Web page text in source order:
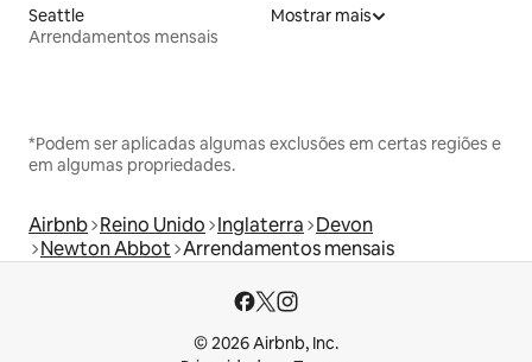
Seattle
Arrendamentos mensais
Mostrar mais
*Podem ser aplicadas algumas exclusões em certas regiões e
em algumas propriedades.
Airbnb Reino Unido Inglaterra Devon
Newton Abbot Arrendamentos mensais
© 2026 Airbnb, Inc.